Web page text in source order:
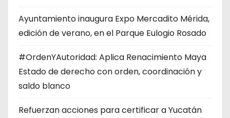
Ayuntamiento inaugura Expo Mercadito Mérida,
edición de verano, en el Parque Eulogio Rosado
#OrdenYAutoridad: Aplica Renacimiento Maya
Estado de derecho con orden, coordinación y
saldo blanco
Refuerzan acciones para certificar a Yucatán